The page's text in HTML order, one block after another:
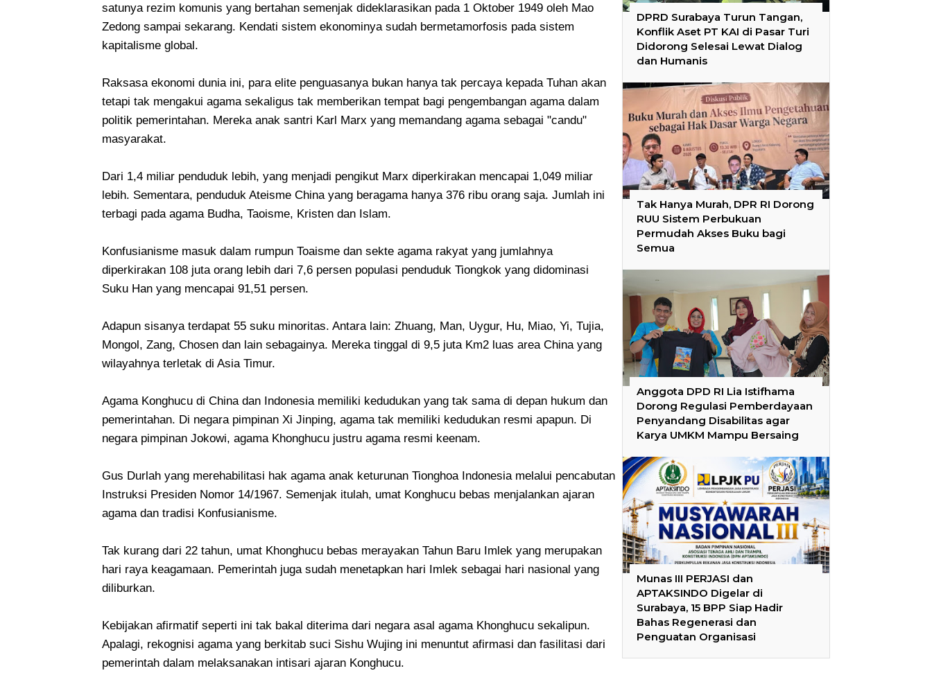
satunya rezim komunis yang bertahan semenjak dideklarasikan pada 1 Oktober 1949 oleh Mao
Zedong sampai sekarang. Kendati sistem ekonominya sudah bermetamorfosis pada sistem
kapitalisme global.
Raksasa ekonomi dunia ini, para elite penguasanya bukan hanya tak percaya kepada Tuhan akan
tetapi tak mengakui agama sekaligus tak memberikan tempat bagi pengembangan agama dalam
politik pemerintahan. Mereka anak santri Karl Marx yang memandang agama sebagai "candu"
masyarakat.
Dari 1,4 miliar penduduk lebih, yang menjadi pengikut Marx diperkirakan mencapai 1,049 miliar
lebih. Sementara, penduduk Ateisme China yang beragama hanya 376 ribu orang saja. Jumlah ini
terbagi pada agama Budha, Taoisme, Kristen dan Islam.
Konfusianisme masuk dalam rumpun Toaisme dan sekte agama rakyat yang jumlahnya
diperkirakan 108 juta orang lebih dari 7,6 persen populasi penduduk Tiongkok yang didominasi
Suku Han yang mencapai 91,51 persen.
Adapun sisanya terdapat 55 suku minoritas. Antara lain: Zhuang, Man, Uygur, Hu, Miao, Yi, Tujia,
Mongol, Zang, Chosen dan lain sebagainya. Mereka tinggal di 9,5 juta Km2 luas area China yang
wilayahnya terletak di Asia Timur.
Agama Konghucu di China dan Indonesia memiliki kedudukan yang tak sama di depan hukum dan
pemerintahan. Di negara pimpinan Xi Jinping, agama tak memiliki kedudukan resmi apapun. Di
negara pimpinan Jokowi, agama Khonghucu justru agama resmi keenam.
Gus Durlah yang merehabilitasi hak agama anak keturunan Tionghoa Indonesia melalui pencabutan
Instruksi Presiden Nomor 14/1967. Semenjak itulah, umat Konghucu bebas menjalankan ajaran
agama dan tradisi Konfusianisme.
Tak kurang dari 22 tahun, umat Khonghucu bebas merayakan Tahun Baru Imlek yang merupakan
hari raya keagamaan. Pemerintah juga sudah menetapkan hari Imlek sebagai hari nasional yang
diliburkan.
Kebijakan afirmatif seperti ini tak bakal diterima dari negara asal agama Khonghucu sekalipun.
Apalagi, rekognisi agama yang berkitab suci Sishu Wujing ini menuntut afirmasi dan fasilitasi dari
pemerintah dalam melaksanakan intisari ajaran Konghucu.
DPRD Surabaya Turun Tangan,
Konflik Aset PT KAI di Pasar Turi
Didorong Selesai Lewat Dialog
dan Humanis
Tak Hanya Murah, DPR RI Dorong
RUU Sistem Perbukuan
Permudah Akses Buku bagi
Semua
Anggota DPD RI Lia Istifhama
Dorong Regulasi Pemberdayaan
Penyandang Disabilitas agar
Karya UMKM Mampu Bersaing
Munas III PERJASI dan
APTAKSINDO Digelar di
Surabaya, 15 BPP Siap Hadir
Bahas Regenerasi dan
Penguatan Organisasi